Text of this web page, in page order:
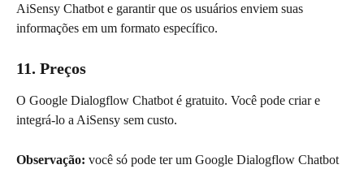
AiSensy Chatbot e garantir que os usuários enviem suas
informações em um formato específico.
11. Preços
O Google Dialogflow Chatbot é gratuito. Você pode criar e
integrá-lo a AiSensy sem custo.
Observação: você só pode ter um Google Dialogflow Chatbot